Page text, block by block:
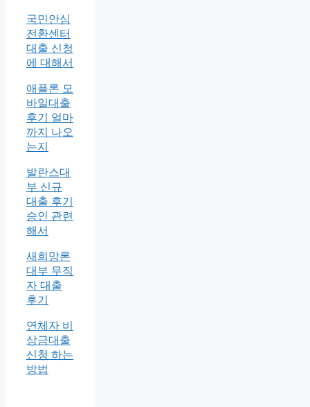
국민안심
전환센터
대출 신청
에 대해서
애플론 모
바일대출
후기 얼마
까지 나오
는지
발란스대
부 신규
대출 후기
승인 관련
해서
새희망론
대부 무직
자 대출
후기
연체자 비
상금대출
신청 하는
방법